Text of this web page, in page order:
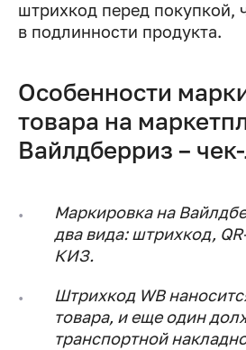
штрихкод перед покупкой,
в подлинности продукта.
Особенности
товара на
Вайлдберриз –
Маркировка на
два вида: штрихкод,
КИЗ.
Штрихкод WB
товара, и еще один
транспортной